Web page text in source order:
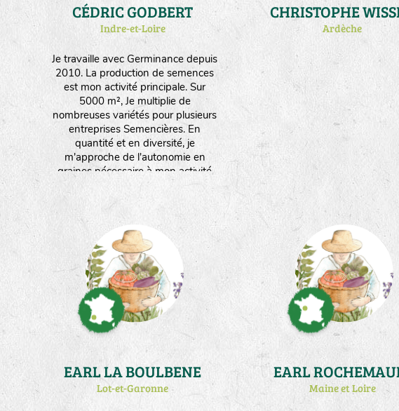
Je travaille avec Germinance depuis
2010. La production de semences
est mon activité principale. Sur
5000 m², Je multiplie de
nombreuses variétés pour plusieurs
entreprises Semencières. En
quantité et en diversité, je
m'approche de l'autonomie en
graines nécessaire à mon activité
printemps (atelier qui m'occupe à
temps plein de fevrier à début juin).
Je pratique la biodynamie et un peu
de traction animale.
CÉDRIC GODBERT
Indre-et-Loire
CHRISTOPHE
Ardèche
EARL LA BOULBENE
Lot-et-Garonne
EARL
Maine et Loire